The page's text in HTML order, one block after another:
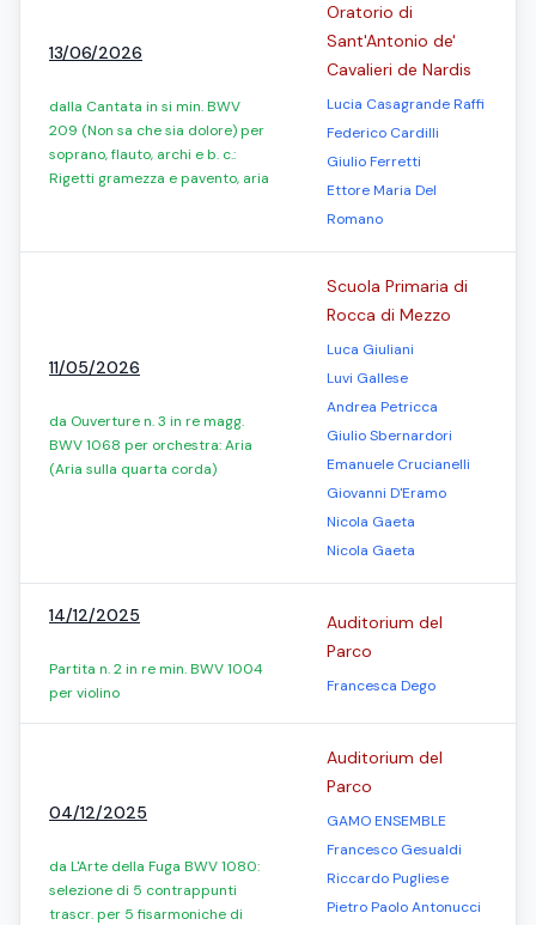
13/06/2026
dalla Cantata in si min. BWV
209 (Non sa che sia dolore) per
soprano, flauto, archi e b. c.:
Rigetti gramezza e pavento, aria
Oratorio di
Sant'Antonio de'
Cavalieri de Nardis
Lucia Casagrande Raffi
Federico Cardilli
Giulio Ferretti
Ettore Maria Del
Romano
11/05/2026
da Ouverture n. 3 in re magg.
BWV 1068 per orchestra: Aria
(Aria sulla quarta corda)
Scuola Primaria di
Rocca di Mezzo
Luca Giuliani
Luvi Gallese
Andrea Petricca
Giulio Sbernardori
Emanuele Crucianelli
Giovanni D'Eramo
Nicola Gaeta
Nicola Gaeta
14/12/2025
Partita n. 2 in re min. BWV 1004
per violino
Auditorium del
Parco
Francesca Dego
04/12/2025
da L'Arte della Fuga BWV 1080:
selezione di 5 contrappunti
trascr. per 5 fisarmoniche di
Auditorium del
Parco
GAMO ENSEMBLE
Francesco Gesualdi
Riccardo Pugliese
Pietro Paolo Antonucci